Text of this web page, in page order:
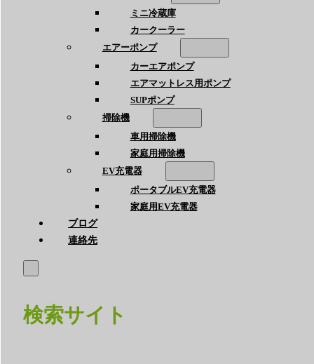
ミニ冷蔵庫
カークーラー
エアーポンプ
カーエアポンプ
エアマットレス用ポンプ
SUPポンプ
掃除機
車用掃除機
家庭用掃除機
EV充電器
ポータブルEV充電器
家庭用EV充電器
ブログ
連絡先
検索サイト